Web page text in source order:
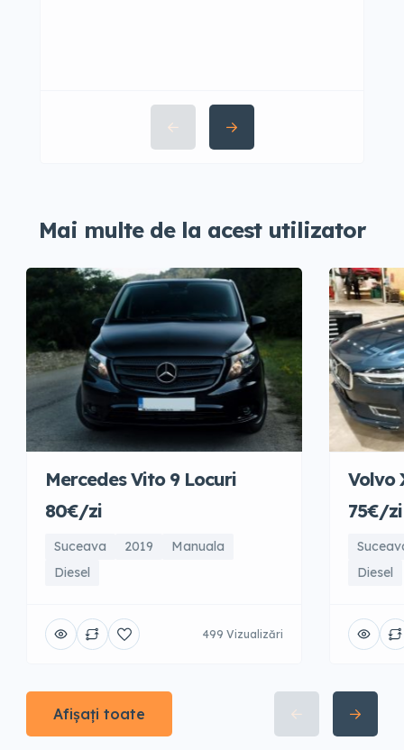
Mai multe de la acest utilizator
Mercedes Vito 9 Locuri
80€/zi
Suceava 2019
Manuala
Diesel
499 Vizualizări
Volvo
75€/zi
Diesel
Afișați toate